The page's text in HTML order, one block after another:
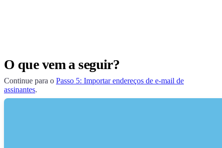
O que vem a seguir?
Continue para o Passo 5: Importar endereços de e-mail de
assinantes.